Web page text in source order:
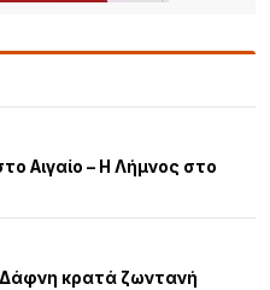
Αιγαίο – Η Λήμνος στο
Δάφνη κρατά ζωντανή